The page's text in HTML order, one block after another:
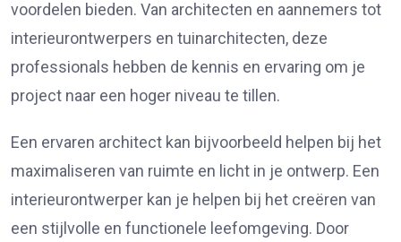
voordelen bieden. Van architecten en aannemers tot
interieurontwerpers en tuinarchitecten, deze
professionals hebben de kennis en ervaring om je
project naar een hoger niveau te tillen.
Een ervaren architect kan bijvoorbeeld helpen bij het
maximaliseren van ruimte en licht in je ontwerp. Een
interieurontwerper kan je helpen bij het creëren van
een stijlvolle en functionele leefomgeving. Door